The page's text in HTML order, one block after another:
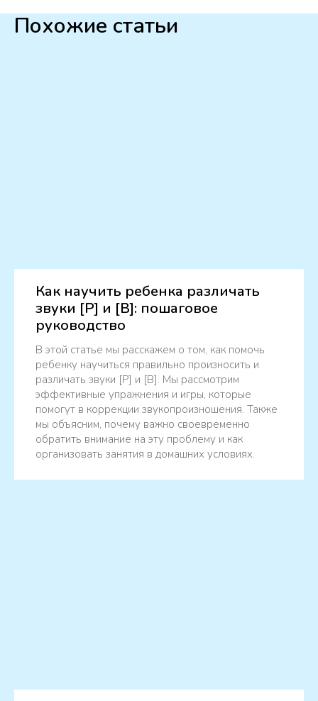
Похожие статьи
Как научить ребенка различать
звуки [Р] и [В]: пошаговое
руководство
В этой статье мы расскажем о том, как помочь
ребенку научиться правильно произносить и
различать звуки [Р] и [В]. Мы рассмотрим
эффективные упражнения и игры, которые
помогут в коррекции звукопроизношения. Также
мы объясним, почему важно своевременно
обратить внимание на эту проблему и как
организовать занятия в домашних условиях.